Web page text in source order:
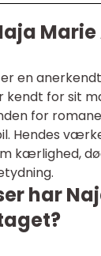
en
kendt for sit
for
Hendes
kærlighed,
har